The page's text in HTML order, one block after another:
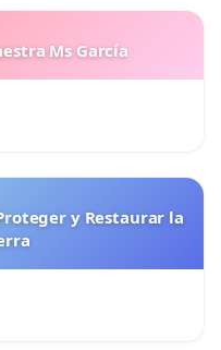
Ms García
y Restaurar la